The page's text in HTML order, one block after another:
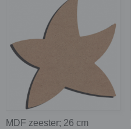
MDF zeester; 26 cm